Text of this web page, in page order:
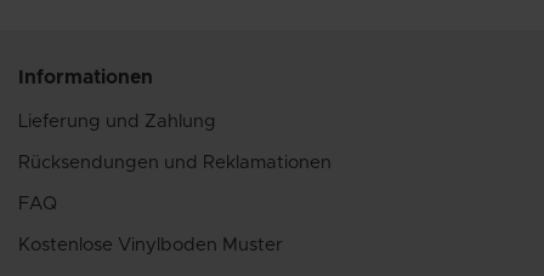
Informationen
Lieferung und Zahlung
Rücksendungen und Reklamationen
FAQ
Kostenlose Vinylboden Muster